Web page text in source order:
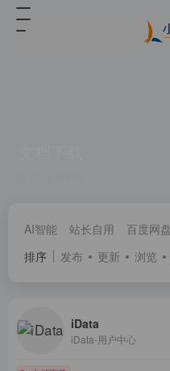
AI智能 站长自用 百度网盘
排序
发布 更新 浏览
iData
iData-用户中心